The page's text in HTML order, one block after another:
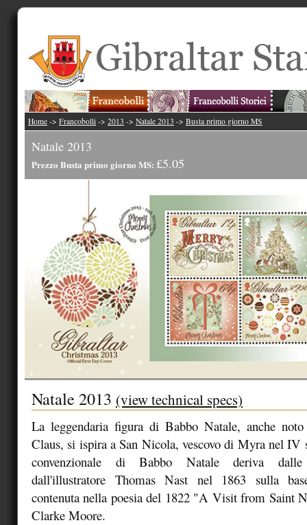
Home -> Francobolli -> 2013 -> Natale 2013 -> Busta primo giorno MS
Natale 2013
Prezzo Busta primo giorno MS: £5.05
Natale 2013 (view technical specs)
La leggendaria figura di Babbo Natale, anche
Claus, si ispira a San Nicola, vescovo di Myra nel IV
convenzionale di Babbo Natale deriva
dall'illustratore Thomas Nast nel 1863 sulla
contenuta nella poesia del 1822 "A Visit from Saint
Clarke Moore.